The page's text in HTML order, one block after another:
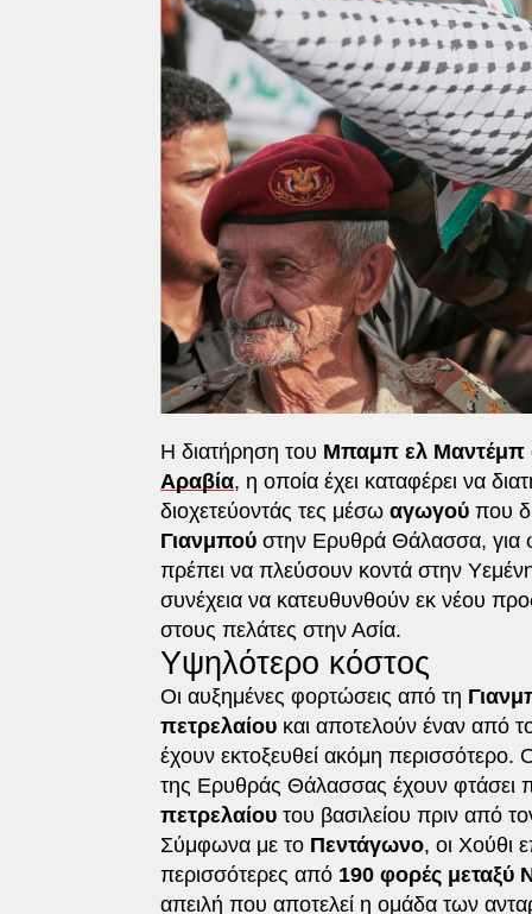
Η διατήρηση του Μπαμπ ελ Μαντέμπ
Αραβία, η οποία έχει καταφέρει να
διοχετεύοντάς τες μέσω αγωγού που
Γιανμπού στην Ερυθρά Θάλασσα, για
πρέπει να πλεύσουν κοντά στην
συνέχεια να κατευθυνθούν εκ νέου
στους πελάτες στην Ασία.
Υψηλότερο κόστος
Οι αυξημένες φορτώσεις από τη
πετρελαίου και αποτελούν έναν από
έχουν εκτοξευθεί ακόμη περισσότερο.
της Ερυθράς Θάλασσας έχουν φτάσει
πετρελαίου του βασιλείου πριν από
Σύμφωνα με το Πεντάγωνο, οι Χούθι
περισσότερες από 190 φορές μεταξύ
απειλή που αποτελεί η ομάδα των